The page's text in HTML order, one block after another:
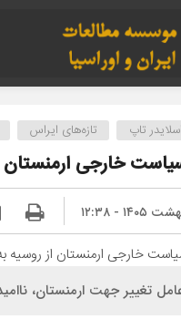
اسلایدر تاپ تازه‌های ایراس
خارجی ارمنستان
تغییر جهت ارمنستان،